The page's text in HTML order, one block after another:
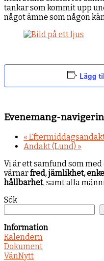
tankar som kommit upp
något ämne som någon
Lägg
Evenemang-
«
Andakt (Lund) »
Vi är ett samfund som
värnarfred, jämlikhet,
hållbarhet, samt alla
Sök
Information
Kalendern
Dokument
VänNytt